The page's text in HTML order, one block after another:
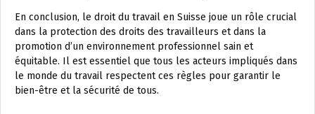
En conclusion, le droit du travail en Suisse joue un rôle crucial
dans la protection des droits des travailleurs et dans la
promotion d’un environnement professionnel sain et
équitable. Il est essentiel que tous les acteurs impliqués dans
le monde du travail respectent ces règles pour garantir le
bien-être et la sécurité de tous.